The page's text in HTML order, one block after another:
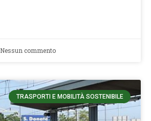
Nessun commento
TRASPORTI E MOBILITÀ SOSTENIBILE